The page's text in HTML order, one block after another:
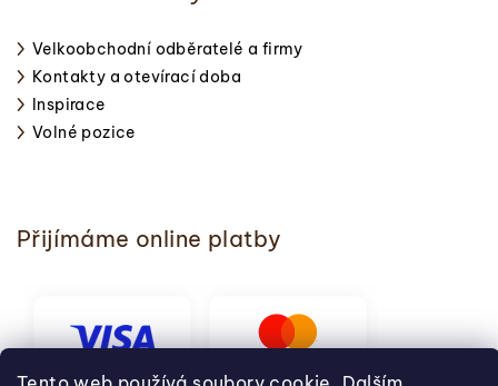
Velkoobchodní odběratelé a firmy
Kontakty a otevírací doba
Inspirace
Volné pozice
Přijímáme online platby